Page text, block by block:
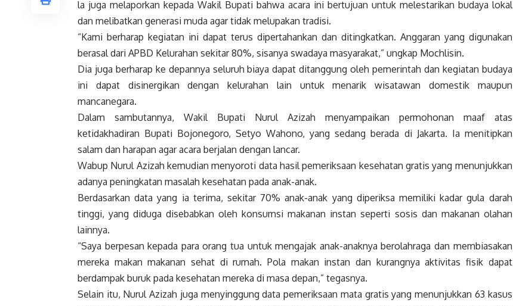
la juga melaporkan kepada Wakil Bupati bahwa acara ini bertujuan untuk melestarikan budaya lokal
dan melibatkan generasi muda agar tidak melupakan tradisi.
“Kami berharap kegiatan ini dapat terus dipertahankan dan ditingkatkan. Anggaran yang digunakan
berasal dari APBD Kelurahan sekitar 80%, sisanya swadaya masyarakat,” ungkap Mochlisin.
Dia juga berharap ke depannya seluruh biaya dapat ditanggung oleh pemerintah dan kegiatan budaya
ini dapat disinergikan dengan kelurahan lain untuk menarik wisatawan domestik maupun
mancanegara.
Dalam sambutannya, Wakil Bupati Nurul Azizah menyampaikan permohonan maaf atas
ketidakhadiran Bupati Bojonegoro, Setyo Wahono, yang sedang berada di Jakarta. Ia menitipkan
salam dan harapan agar acara berjalan dengan lancar.
Wabup Nurul Azizah kemudian menyoroti data hasil pemeriksaan kesehatan gratis yang menunjukkan
adanya peningkatan masalah kesehatan pada anak-anak.
Berdasarkan data yang ia terima, sekitar 70% anak-anak yang diperiksa memiliki kadar gula darah
tinggi, yang diduga disebabkan oleh konsumsi makanan instan seperti sosis dan makanan olahan
lainnya.
“Saya berpesan kepada para orang tua untuk mengajak anak-anaknya berolahraga dan membiasakan
mereka makan makanan sehat di rumah. Pola makan instan dan kurangnya aktivitas fisik dapat
berdampak buruk pada kesehatan mereka di masa depan,” tegasnya.
Selain itu, Nurul Azizah juga menyinggung data pemeriksaan mata gratis yang menunjukkan 63 kasus